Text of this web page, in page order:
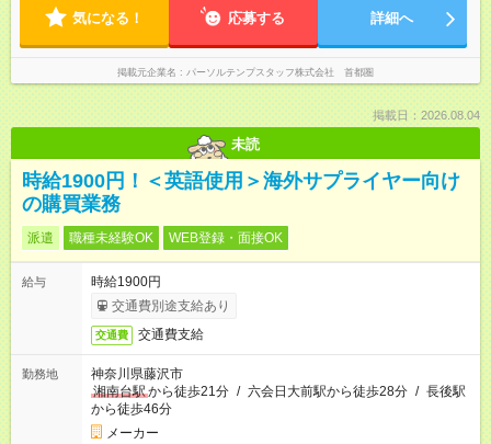
気になる！ 応募する 詳細へ
掲載元企業名 パーソルテンプスタッフ株式会社 首都圏
掲載日：2026.08.04
未読
時給1900円！＜英語使用＞海外サプライヤー向け
の購買業務
派遣 職種未経験OK WEB登録・面接OK
給与
時給1900円
交通費別途支給あり
交通費 交通費支給
勤務地
神奈川県藤沢市
湘南台駅から徒歩21分 / 六会日大前駅から徒歩28分 / 長後駅
から徒歩46分
メーカー